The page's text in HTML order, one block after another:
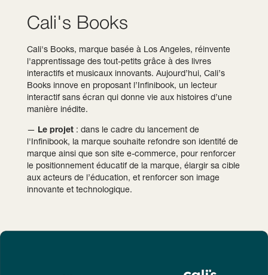
Cali's Books
Cali's Books, marque basée à Los Angeles, réinvente
l'apprentissage des tout-petits grâce à des livres
interactifs et musicaux innovants. Aujourd’hui, Cali’s
Books innove en proposant l’Infinibook, un lecteur
interactif sans écran qui donne vie aux histoires d’une
manière inédite.
— Le projet: dans le cadre du lancement de
l'Infinibook, la marque souhaite refondre son identité de
marque ainsi que son site e-commerce, pour renforcer
le positionnement éducatif de la marque, élargir sa cible
aux acteurs de l’éducation, et renforcer son image
innovante et technologique.